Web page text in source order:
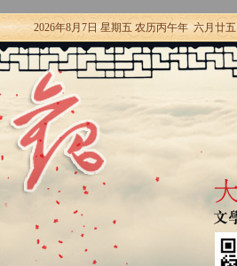
2026年8月7日 星期五 农历丙午年 六月廿五